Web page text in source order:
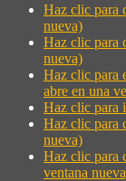
Haz clic para
nueva)
Haz clic para
nueva)
Haz clic para
abre en una
Haz clic para
Haz clic para
nueva)
Haz clic para
ventana